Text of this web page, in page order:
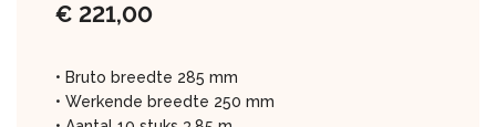
€ 221,00
• Bruto breedte 285 mm
• Werkende breedte 250 mm